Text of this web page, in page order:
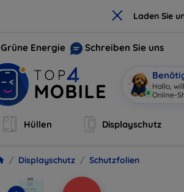
× Laden Sie
Grüne Energie Schreiben Sie uns
Hallo,
Online-
Hüllen Displayschutz
Displayschutz Schutzfolien